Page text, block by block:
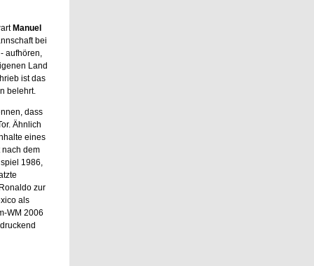
Manuel
bei
aufhören,
Land
ist das
belehrt.
dass
Ähnlich
eines
dem
1986,
zur
als
WM 2006